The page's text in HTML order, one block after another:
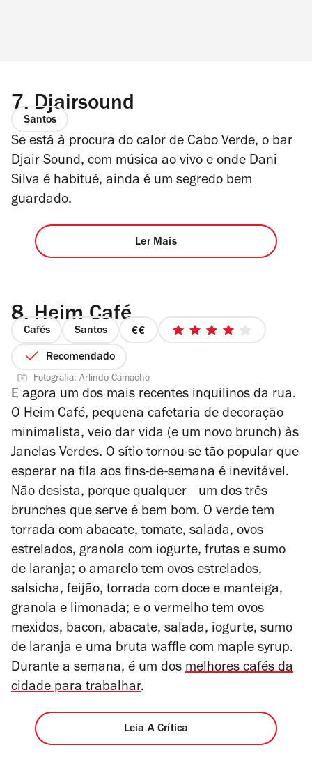
7. Djairsound
Santos
Se está à procura do calor de Cabo Verde, o bar
Djair Sound, com música ao vivo e onde Dani
Silva é habitué, ainda é um segredo bem
guardado.
Ler Mais
8. Heim Café
Cafés Santos
preço
4/5
Recomendado
Fotografia: Arlindo Camacho
E agora um dos mais recentes inquilinos da rua.
O Heim Café, pequena cafetaria de decoração
minimalista, veio dar vida (e um novo brunch) às
Janelas Verdes. O sítio tornou-se tão popular que
esperar na fila aos fins-de-semana é inevitável.
Não desista, porque qualquer um dos três
brunches que serve é bem bom. O verde tem
torrada com abacate, tomate, salada, ovos
estrelados, granola com iogurte, frutas e sumo
de laranja; o amarelo tem ovos estrelados,
salsicha, feijão, torrada com doce e manteiga,
granola e limonada; e o vermelho tem ovos
mexidos, bacon, abacate, salada, iogurte, sumo
de laranja e uma bruta waffle com maple syrup.
Durante a semana, é um dos melhores cafés da
cidade para trabalhar.
Leia A Crítica